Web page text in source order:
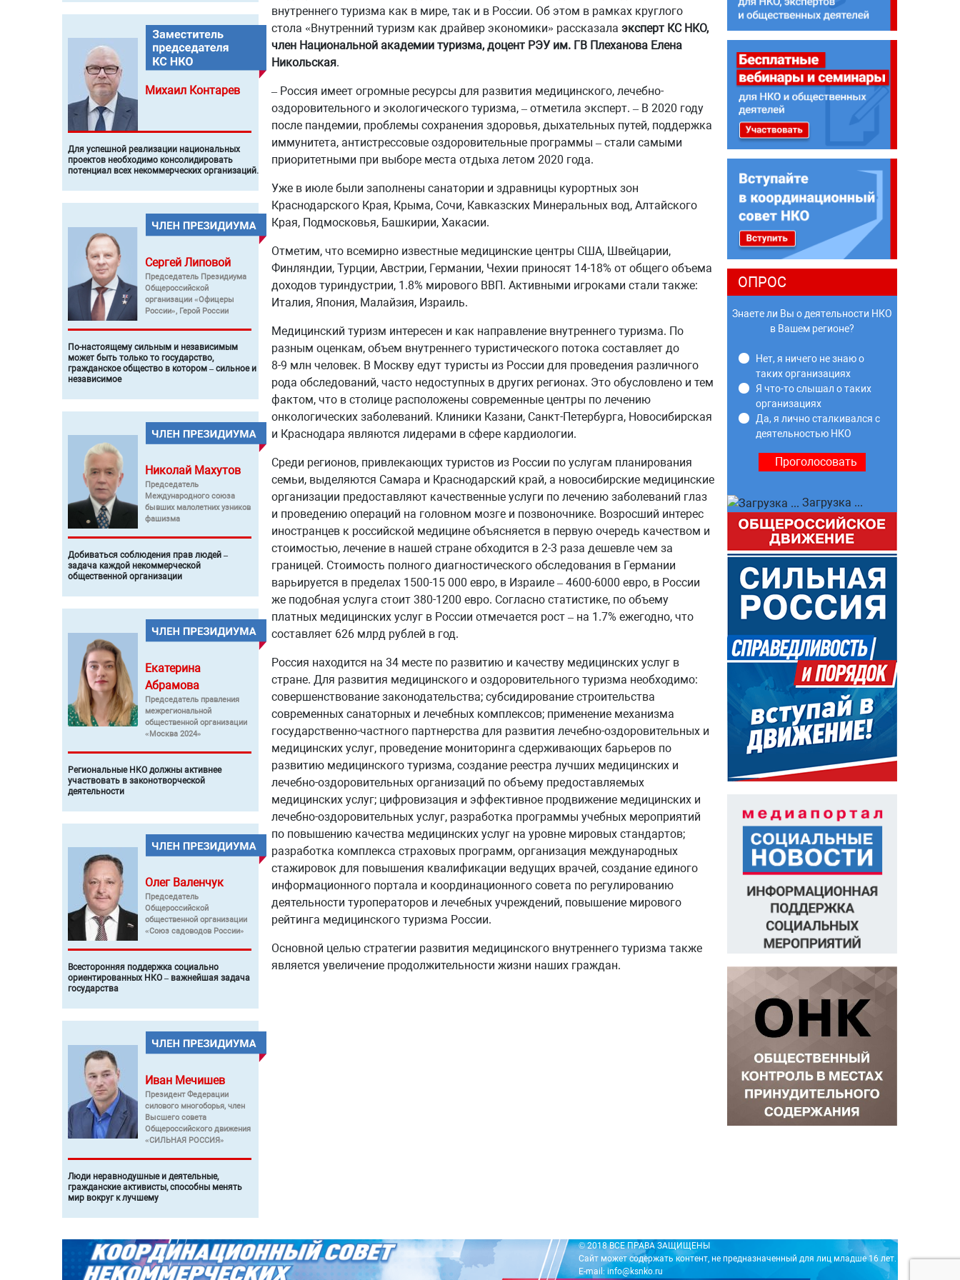
Михаил Контарев
Для успешной реализации национальных
проектов необходимо консолидировать
потенциал всех некоммерческих организаций.
Сергей Липовой
Председатель Президиума
Общероссийской
организации «Офицеры
России», Герой России
По-настоящему сильным и независимым
может быть только то государство,
гражданское общество в котором – сильное и
независимое
Николай Махутов
Председатель
Международного союза
бывших малолетних узников
фашизма
Добиваться соблюдения прав людей –
задача каждой некоммерческой
общественной организации
Екатерина
Абрамова
Председатель правления
межрегиональной
общественной организации
«Москва 2024»
Региональные НКО должны активнее
участвовать в законотворческой
деятельности
Олег Валенчук
Председатель
Общероссийской
общественной организации
«Союз садоводов России»
Всесторонняя поддержка социально
ориентированных НКО – важнейшая задача
государства
Иван Мечишев
Президент Федерации
силового многоборья, член
Высшего совета
Общероссийского движения
«СИЛЬНАЯ РОССИЯ»
Люди неравнодушные и деятельные,
гражданские активисты, способны менять
мир вокруг к лучшему
внутреннего туризма как в мире, так и в России. Об этом в рамках круглого
стола «Внутренний туризм как драйвер экономики» рассказала эксперт КС НКО,
член Национальной академии туризма, доцент РЭУ им. ГВ Плеханова Елена
Никольская.
– Россия имеет огромные ресурсы для развития медицинского, лечебно-
оздоровительного и экологического туризма, – отметила эксперт. – В 2020 году
после пандемии, проблемы сохранения здоровья, дыхательных путей, поддержка
иммунитета, антистрессовые оздоровительные программы – стали самыми
приоритетными при выборе места отдыха летом 2020 года.
Уже в июле были заполнены санатории и здравницы курортных зон
Краснодарского Края, Крыма, Сочи, Кавказских Минеральных вод, Алтайского
Края, Подмосковья, Башкирии, Хакасии.
Отметим, что всемирно известные медицинские центры США, Швейцарии,
Финляндии, Турции, Австрии, Германии, Чехии приносят 14-18% от общего объема
доходов туриндустрии, 1.8% мирового ВВП. Активными игроками стали также:
Италия, Япония, Малайзия, Израиль.
Медицинский туризм интересен и как направление внутреннего туризма. По
разным оценкам, объем внутреннего туристического потока составляет до
8-9 млн человек. В Москву едут туристы из России для проведения различного
рода обследований, часто недоступных в других регионах. Это обусловлено и тем
фактом, что в столице расположены современные центры по лечению
онкологических заболеваний. Клиники Казани, Санкт-Петербурга, Новосибирская
и Краснодара являются лидерами в сфере кардиологии.
Среди регионов, привлекающих туристов из России по услугам планирования
семьи, выделяются Самара и Краснодарский край, а новосибирские медицинские
организации предоставляют качественные услуги по лечению заболеваний глаз
и проведению операций на головном мозге и позвоночнике. Возросший интерес
иностранцев к российской медицине объясняется в первую очередь качеством и
стоимостью, лечение в нашей стране обходится в 2-3 раза дешевле чем за
границей. Стоимость полного диагностического обследования в Германии
варьируется в пределах 1500-15 000 евро, в Израиле – 4600-6000 евро, в России
же подобная услуга стоит 380-1200 евро. Согласно статистике, по объему
платных медицинских услуг в России отмечается рост – на 1.7% ежегодно, что
составляет 626 млрд рублей в год.
Россия находится на 34 месте по развитию и качеству медицинских услуг в
стране. Для развития медицинского и оздоровительного туризма необходимо:
совершенствование законодательства; субсидирование строительства
современных санаторных и лечебных комплексов; применение механизма
государственно-частного партнерства для развития лечебно-оздоровительных и
медицинских услуг, проведение мониторинга сдерживающих барьеров по
развитию медицинского туризма, создание реестра лучших медицинских и
лечебно-оздоровительных организаций по объему предоставляемых
медицинских услуг; цифровизация и эффективное продвижение медицинских и
лечебно-оздоровительных услуг, разработка программы учебных мероприятий
по повышению качества медицинских услуг на уровне мировых стандартов;
разработка комплекса страховых программ, организация международных
стажировок для повышения квалификации ведущих врачей, создание единого
информационного портала и координационного совета по регулированию
деятельности туроператоров и лечебных учреждений, повышение мирового
рейтинга медицинского туризма России.
Основной целью стратегии развития медицинского внутреннего туризма также
является увеличение продолжительности жизни наших граждан.
ОПРОС
Знаете ли Вы о деятельности НКО
в Вашем регионе?
Нет, я ничего не знаю о
таких организациях
Я что-то слышал о таких
организациях
Да, я лично сталкивался с
деятельностью НКО
Загрузка ...
© 2018 ВСЕ ПРАВА ЗАЩИЩЕНЫ
Сайт может содержать контент, не предназначенный для лиц младше 16 лет.
E-mail: info@ksnko.ru